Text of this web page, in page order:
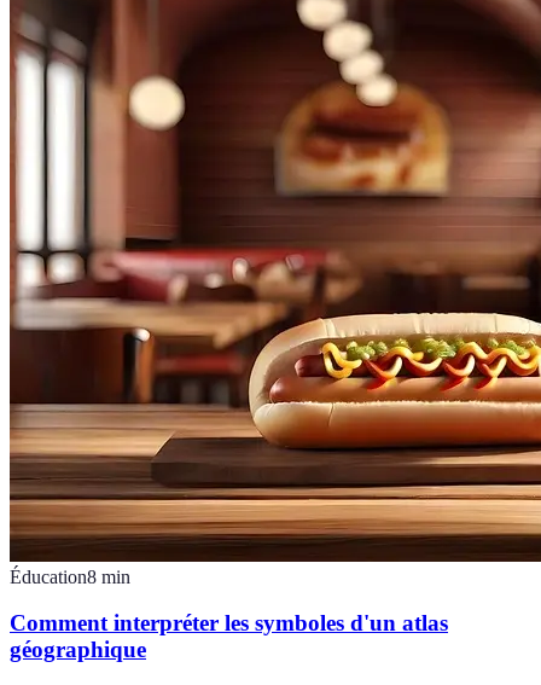
Éducation8 min
Comment interpréter les symboles d'un atlas
géographique